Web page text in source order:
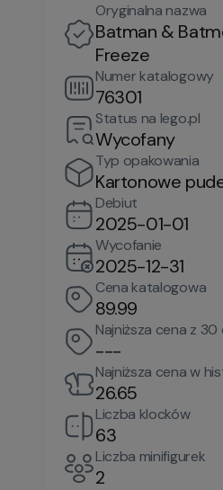
Oryginalna nazwa
Batman &
Freeze
Numer katalogowy
76301
Status na lego.pl
Wycofany
Typ opakowania
Kartonowe
Debiut
2025-01-01
Wycofanie
2025-12-31
Cena katalogowa
89.99
Najniższa cena z 30
---
Najniższa cena w
26.65
Liczba klocków
63
Liczba minifigurek
2